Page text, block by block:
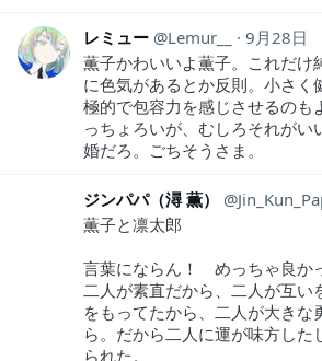
レミュー Lemur__
9月28日
薫子かわいいよ薫子。これだけ
に色気があるとか反則。小さく
極的で包容力を感じさせるのも
っちょろいが、むしろそれがい
婚だろ。ごちそうさま。
ジンパパ（潯 薫）
薫子と凛太郎
言葉にならん！ めっちゃ良か
二人が素直だから、二人が互い
をもってたから、二人が大きな
ら。だから二人に運が味方した
られた。